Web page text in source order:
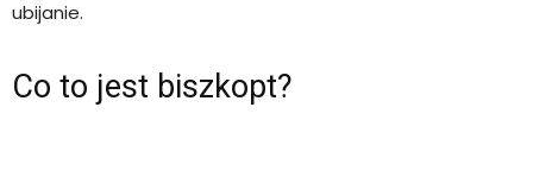
ubijanie.
Co to jest biszkopt?